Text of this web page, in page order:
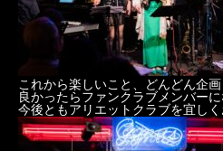
これから楽しいこと、どんどん企画
良かったらファンクラブメンバーに
今後ともアリエットクラブを宜しく